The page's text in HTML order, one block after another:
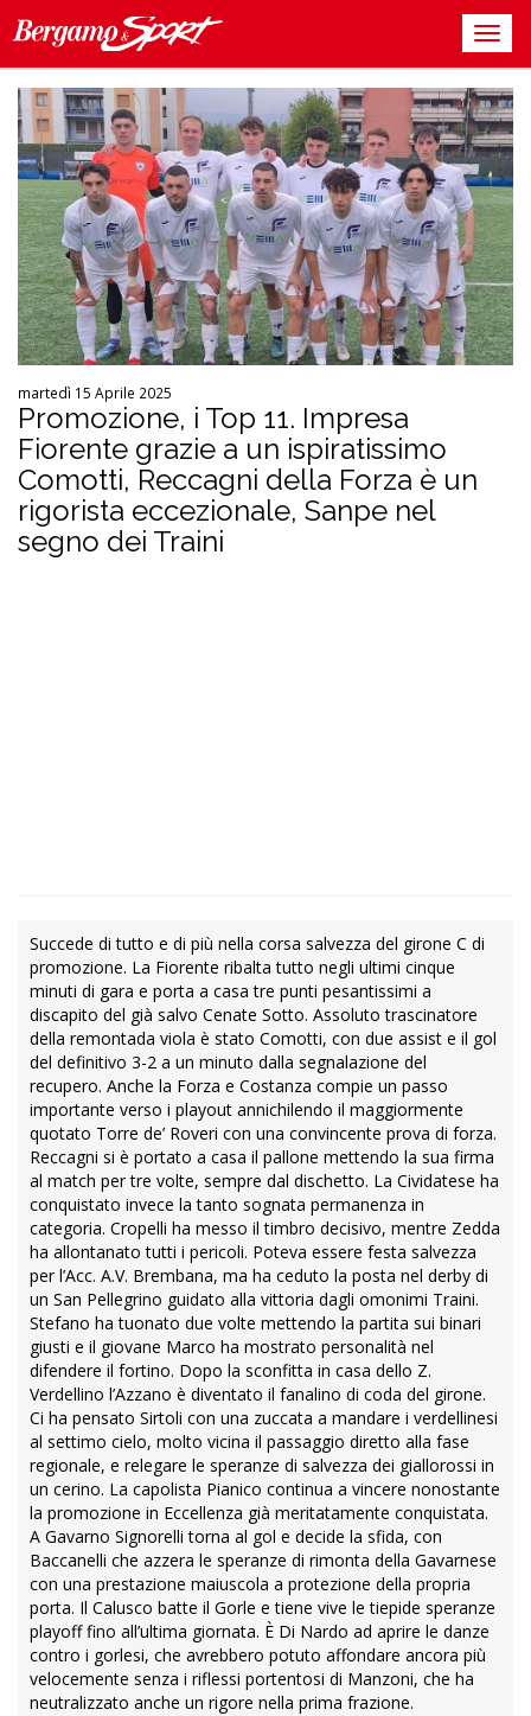
martedì 15 Aprile 2025
Promozione, i Top 11. Impresa
Fiorente grazie a un ispiratissimo
Comotti, Reccagni della Forza è un
rigorista eccezionale, Sanpe nel
segno dei Traini
Succede di tutto e di più nella corsa salvezza del girone C di
promozione. La Fiorente ribalta tutto negli ultimi cinque
minuti di gara e porta a casa tre punti pesantissimi a
discapito del già salvo Cenate Sotto. Assoluto trascinatore
della remontada viola è stato Comotti, con due assist e il gol
del definitivo 3-2 a un minuto dalla segnalazione del
recupero. Anche la Forza e Costanza compie un passo
importante verso i playout annichilendo il maggiormente
quotato Torre de’ Roveri con una convincente prova di forza.
Reccagni si è portato a casa il pallone mettendo la sua firma
al match per tre volte, sempre dal dischetto. La Cividatese ha
conquistato invece la tanto sognata permanenza in
categoria. Cropelli ha messo il timbro decisivo, mentre Zedda
ha allontanato tutti i pericoli. Poteva essere festa salvezza
per l’Acc. A.V. Brembana, ma ha ceduto la posta nel derby di
un San Pellegrino guidato alla vittoria dagli omonimi Traini.
Stefano ha tuonato due volte mettendo la partita sui binari
giusti e il giovane Marco ha mostrato personalità nel
difendere il fortino. Dopo la sconfitta in casa dello Z.
Verdellino l’Azzano è diventato il fanalino di coda del girone.
Ci ha pensato Sirtoli con una zuccata a mandare i verdellinesi
al settimo cielo, molto vicina il passaggio diretto alla fase
regionale, e relegare le speranze di salvezza dei giallorossi in
un cerino. La capolista Pianico continua a vincere nonostante
la promozione in Eccellenza già meritatamente conquistata.
A Gavarno Signorelli torna al gol e decide la sfida, con
Baccanelli che azzera le speranze di rimonta della Gavarnese
con una prestazione maiuscola a protezione della propria
porta. Il Calusco batte il Gorle e tiene vive le tiepide speranze
playoff fino all’ultima giornata. È Di Nardo ad aprire le danze
contro i gorlesi, che avrebbero potuto affondare ancora più
velocemente senza i riflessi portentosi di Manzoni, che ha
neutralizzato anche un rigore nella prima frazione.